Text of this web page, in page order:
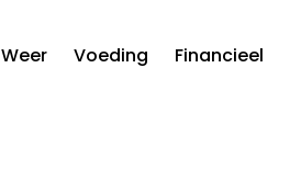
Weer Voeding Financieel